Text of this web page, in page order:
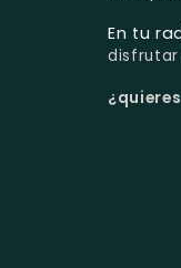
En tu